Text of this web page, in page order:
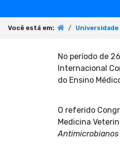
Você está em: Universidade
No período de
Internacional
do Ensino
O referido
Medicina